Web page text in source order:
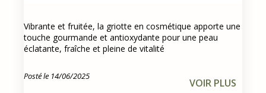
Vibrante et fruitée, la griotte en cosmétique apporte une
touche gourmande et antioxydante pour une peau
éclatante, fraîche et pleine de vitalité
Posté le 14/06/2025
VOIR PLUS